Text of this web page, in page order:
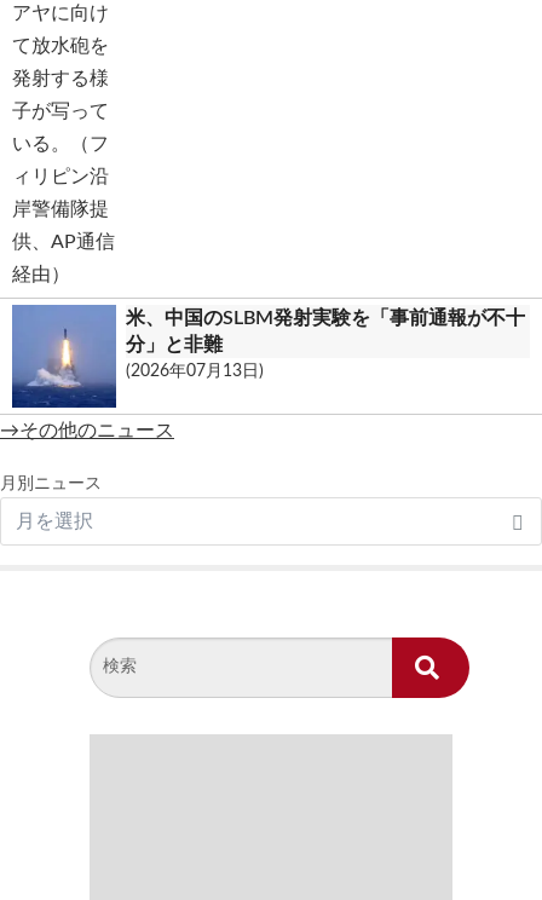
米、中国のSLBM発射実験を「事前通報が不十
分」と非難
(2026年07月13日)
→その他のニュース
月別ニュース